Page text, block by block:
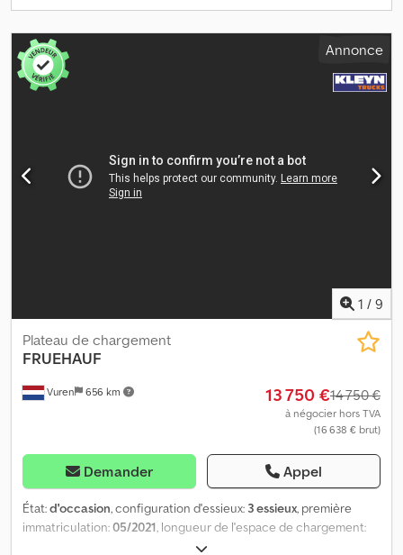
personnalisé avec des publicités. SI87174 Cjdpfxjzrq Sxs Aiysrf
TÜV. Si une nouvelle inspection TÜV est souhaitée, nous vous
ferons volontiers une offre de nos ateliers partenaires ! Le
véhicule peut être recouvert et/ou personnalisé avec des
nous contacter !
Annonce
1 / 9
Vuren 656 km
Plateau de chargement
FRUEHAUF
13 750 €14 750 €
à négocier hors TVA
(16 638 € brut)
Demander Appel
État:d'occasion, configuration d'essieux: 3 essieux, première
immatriculation:05/2021, longueur de l'espace de chargement:
, largeur de l’espace de chargement: